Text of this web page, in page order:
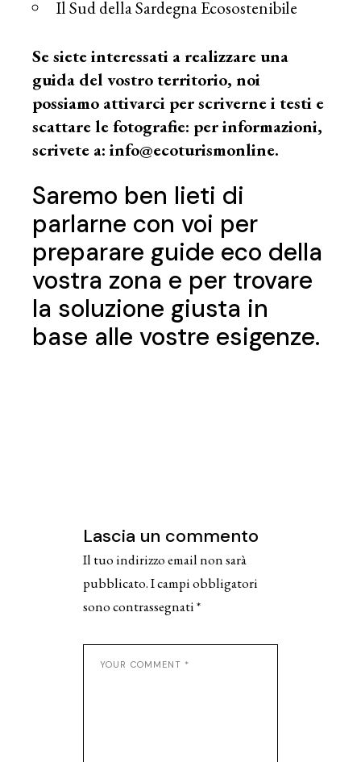
Il Sud della Sardegna Ecosostenibile
Se siete interessati a realizzare una
guida del vostro territorio, noi
possiamo attivarci per scriverne i testi e
scattare le fotografie: per informazioni,
scrivete a: info@ecoturismonline.
Saremo ben lieti di
parlarne con voi per
preparare guide eco della
vostra zona e per trovare
la soluzione giusta in
base alle vostre esigenze.
Lascia un commento
Il tuo indirizzo email non sarà
pubblicato.I campi obbligatori
sono contrassegnati*